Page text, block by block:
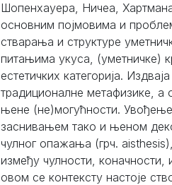
Шопенхауера, Ничеа,
основним појмовима и
стварања и структуре
питањима укуса, (уметничке)
естетичких категорија.
традиционалне метафизике,
њене (не)могућности.
заснивањем тако и њеном
чулног опажања (грч.
између чулности,
овом се контексту настоје